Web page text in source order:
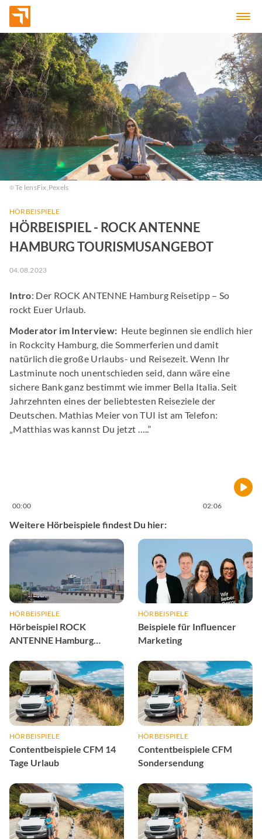
Te lensFix,Pexels
HÖRBEISPIELE
HÖRBEISPIEL - ROCK ANTENNE
HAMBURG TOURISMUSANGEBOT
04.08.2023
Intro: Der ROCK ANTENNE Hamburg Reisetipp – So
rockt Euer Urlaub.
Moderator im Interview: Heute beginnen sie endlich hier
in Rockcity Hamburg, die Sommerferien und damit
natürlich die große Urlaubs- und Reisezeit. Wenn Ihr
Lastminute noch unentschieden seid, dann wäre eine
sichere Bank ganz bestimmt wie immer Bella Italia. Seit
Jahrzehnten eines der beliebtesten Reiseziele der
Deutschen. Mathias Meier von TUI ist am Telefon:
„Matthias was kannst Du jetzt …..“
00:00 02:06
Weitere Hörbeispiele findest Du hier:
HÖRBEISPIELE
Hörbeispiel ROCK
ANTENNE Hamburg
HÖRBEISPIELE
Beispiele für Influencer
Marketing
HÖRBEISPIELE
Contentbeispiele CFM 14
Tage Urlaub
HÖRBEISPIELE
Contentbeispiele CFM
Sondersendung